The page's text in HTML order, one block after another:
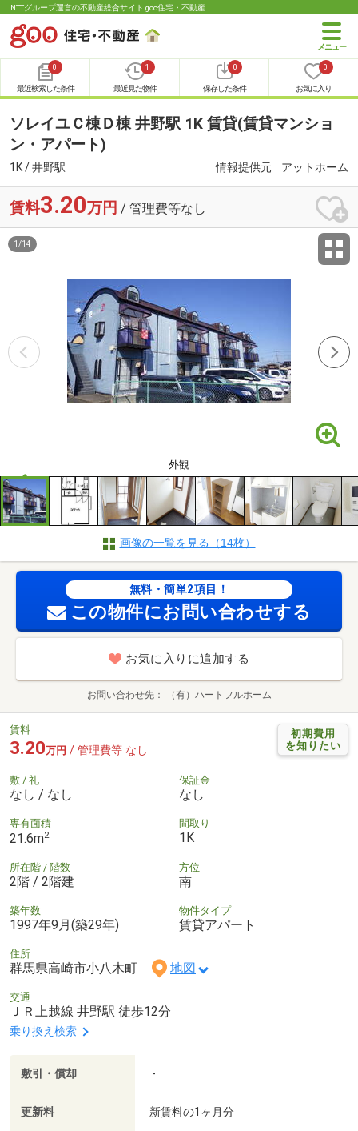
NTTグループ運営の不動産総合サイト goo住宅・不動産
0
最近検索した条件
1
最近見た物件
0
保存した条件
0
お気に入り
ソレイユＣ棟Ｄ棟 井野駅 1K 賃貸(賃貸マンショ
ン・アパート)
1K / 井野駅 情報提供元 アットホーム
賃料3.20万円 / 管理費等なし
外観
1 /14
画像の一覧を見る（14枚）
無料・簡単2項目！
この物件にお問い合わせする
お気に入りに追加する
お問い合わせ先 （有）ハートフルホーム
初期費用
を知りたい
賃料
3.20万円 / 管理費等 なし
敷 / 礼
なし / なし
保証金
なし
専有面積
21.6m2
間取り
1K
所在階 / 階数
2階 / 2階建
方位
南
築年数
1997年9月(築29年)
物件タイプ
賃貸アパート
住所
群馬県高崎市小八木町 地図
交通
ＪＲ上越線 井野駅 徒歩12分
乗り換え検索
敷引・償却 -
更新料 新賃料の1ヶ月分